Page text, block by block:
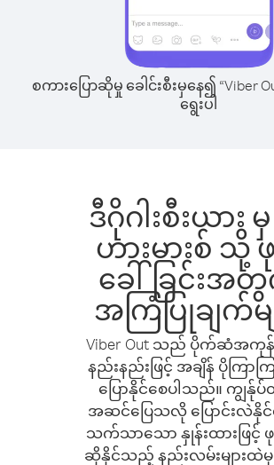
စကားပြောဆိုမှု ခေါင်းစီးမှနေ၍ “Viber
ရွေးပါ
ဒီဂိုဂါးစီးယား
ဟားမားစ် သို့ ဖု
ခေါ်ခြင်းအ
အကြံပြုချက်မ
Viber Out သည် ပိုက်ဆံအကု
နည်းနည်းဖြင့် အချိန် ပိုကြာကြ
ပြောနိုင်စေပါသည်။ ကျွန်ု
အဆင်ပြေသလို ပြောင်းလဲနိုင်
သက်သာသော နှုန်းထားဖြင့် ဖုန်
ဆိုနိုင်သည့် နည်းလမ်းများထဲ